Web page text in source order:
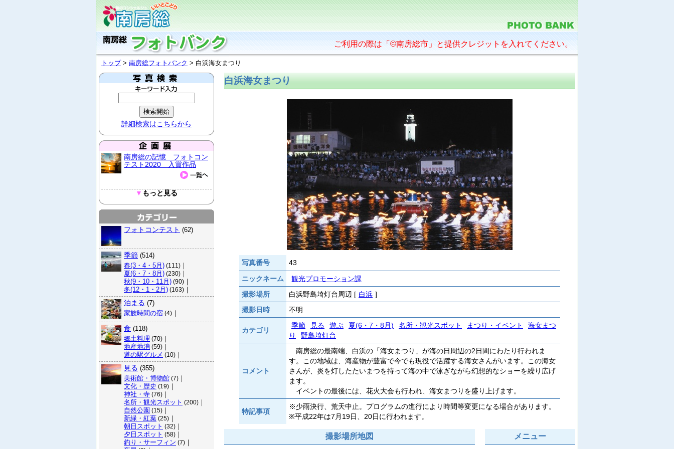
ご利用の際は「©南房総市」と提供クレジットを入れてください。
トップ> 南房総フォトバンク > 白浜海女まつり
詳細検索はこちらから
南房総の記憶 フォトコン
テスト2020 入賞作品
▼ もっと見る
フォトコンテスト (62)
季節 (514)
春(3・4・5月) (111) ｜
夏(6・7・8月) (230) ｜
秋(9・10・11月) (90) ｜
冬(12・1・2月) (163) ｜
泊まる (7)
家族時間の宿 (4) ｜
食 (118)
郷土料理 (70) ｜
地産地消 (59) ｜
道の駅グルメ (10) ｜
見る (355)
美術館・博物館 (7) ｜
文化・歴史 (19) ｜
神社・寺 (76) ｜
名所・観光スポット (200) ｜
自然公園 (15) ｜
新緑・紅葉 (25) ｜
朝日スポット (32) ｜
夕日スポット (58) ｜
釣り・サーフィン (7) ｜
白浜海女まつり
写真番号
43
ニックネーム
観光プロモーション課
撮影場所
白浜野島埼灯台周辺 [ 白浜 ]
撮影日時
不明
カテゴリ
季節 見る 遊ぶ 夏(6・7・8月) 名所・観光スポット まつり・イベント
海女まつ
り
野島埼灯台
コメント
南房総の最南端、白浜の「海女まつり」が海の日周辺の2日間にわたり行われま
す。この地域は、海産物が豊富で今でも現役で活躍する海女さんがいます。この海女
さんが、炎を灯したたいまつを持って海の中で泳ぎながら幻想的なショーを繰り広げ
ます。
イベントの最後には、花火大会も行われ、海女まつりを盛り上げます。
特記事項
※少雨決行、荒天中止。プログラムの進行により時間等変更になる場合があります。
※平成22年は7月19日、20日に行われます。
撮影場所地図 メニュー